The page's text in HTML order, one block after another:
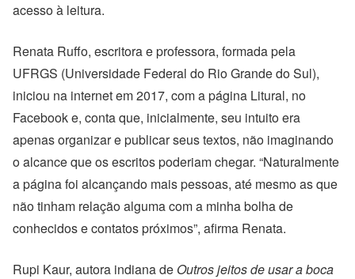
acesso à leitura.
Renata Ruffo, escritora e professora, formada pela
UFRGS (Universidade Federal do Rio Grande do Sul),
iniciou na internet em 2017, com a página Litural, no
Facebook e, conta que, inicialmente, seu intuito era
apenas organizar e publicar seus textos, não imaginando
o alcance que os escritos poderiam chegar. “Naturalmente
a página foi alcançando mais pessoas, até mesmo as que
não tinham relação alguma com a minha bolha de
conhecidos e contatos próximos”, afirma Renata.
Rupi Kaur, autora indiana de Outros jeitos de usar a boca